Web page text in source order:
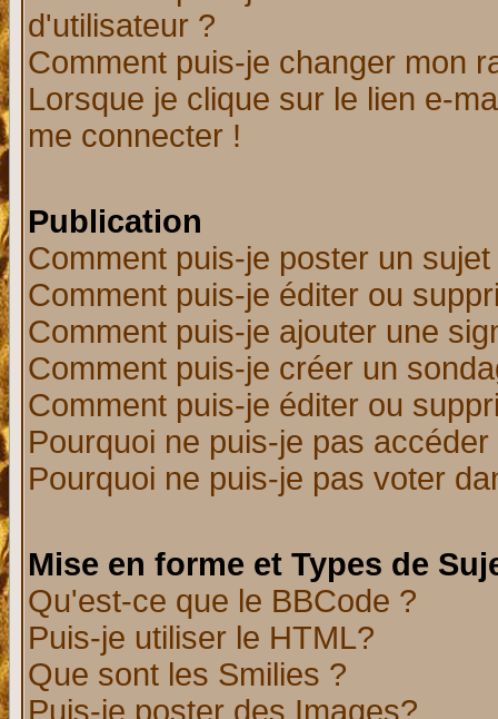
d'utilisateur ?
Comment puis-je changer mon
Lorsque je clique sur le lien e-
me connecter !
Publication
Comment puis-je poster un
Comment puis-je éditer ou
Comment puis-je ajouter une
Comment puis-je créer un
Comment puis-je éditer ou
Pourquoi ne puis-je pas
Pourquoi ne puis-je pas voter
Mise en forme et Types de
Qu'est-ce que le BBCode ?
Puis-je utiliser le HTML?
Que sont les Smilies ?
Puis-je poster des Images?